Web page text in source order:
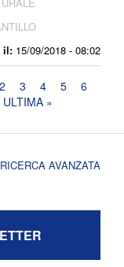
il: 15/09/2018 - 08:02
2 3 4 5
6
ULTIMA »
RICERCA AVANZATA